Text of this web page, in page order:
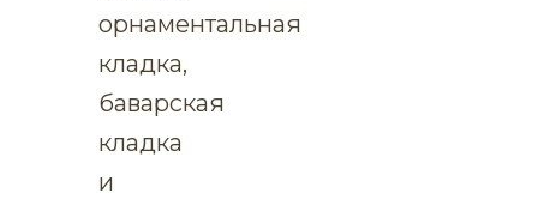
орнаментальная
кладка,
баварская
кладка
и